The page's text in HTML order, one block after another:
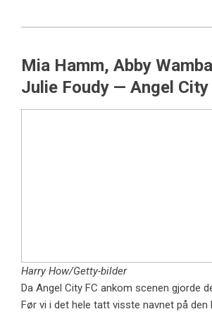
Mia Hamm, Abby
Julie Foudy — Angel City
Harry How/Getty-bilder
Da Angel City FC ankom scenen gjorde
Før vi i det hele tatt visste navnet på den